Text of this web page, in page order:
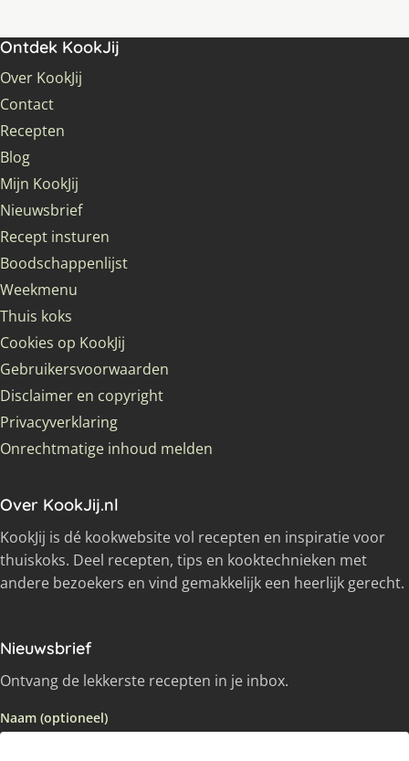
Ontdek KookJij
Over KookJij
Contact
Recepten
Blog
Mijn KookJij
Nieuwsbrief
Recept insturen
Boodschappenlijst
Weekmenu
Thuis koks
Cookies op KookJij
Gebruikersvoorwaarden
Disclaimer en copyright
Privacyverklaring
Onrechtmatige inhoud melden
Over KookJij.nl
KookJij is dé kookwebsite vol recepten en inspiratie voor
thuiskoks. Deel recepten, tips en kooktechnieken met
andere bezoekers en vind gemakkelijk een heerlijk gerecht.
Nieuwsbrief
Ontvang de lekkerste recepten in je inbox.
Naam (optioneel)